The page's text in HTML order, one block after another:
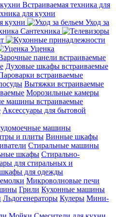
Встраиваемая техника для
кухни
Уход за
Сантехника
Уценка
панели встраиваемые
Духовые шкафы встраиваемые
встраиваемые
Вытяжки встраиваемые
Морозильные камеры
машины встраиваемые
Аксессуары для бытовой
машины
и плиты Винные шкафы
Стиральные машины
шкафы Стирально-
для стиральных и
для одежды
Микроволновые печи
Грили Кухонные машины
Льдогенераторы Кулеры Мини-